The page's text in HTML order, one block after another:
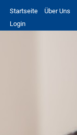
Startseite Über Uns
Login